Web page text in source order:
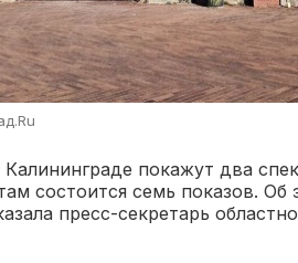
покажут два
состоится семь показов.
пресс-секретарь